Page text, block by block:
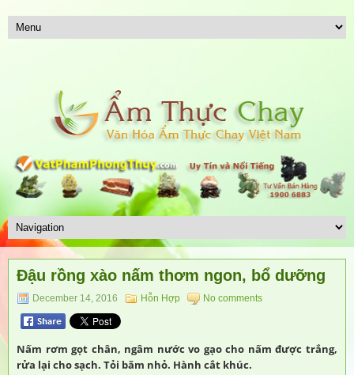
Đậu rồng xào nấm thơm ngon, bổ dưỡng
December 14, 2016 Hỗn Hợp No comments
Nấm rơm gọt chân, ngâm nước vo gạo cho nấm được trắng,
rửa lại cho sạch. Tỏi băm nhỏ. Hành cắt khúc.